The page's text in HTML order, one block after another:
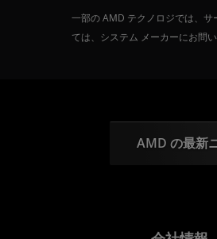
一部の AMD テクノロジでは、
ては、システム メーカーにお問
AMD の最新